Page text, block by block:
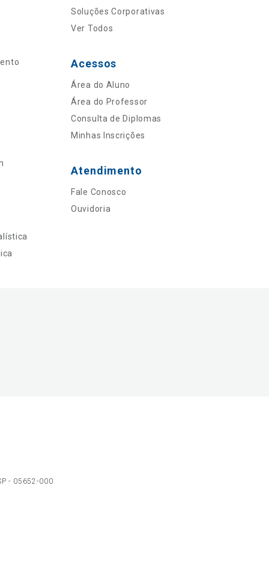
Soluções Corporativas
Ver Todos
Acessos
Área do Aluno
Área do Professor
Consulta de Diplomas
Minhas Inscrições
Atendimento
Fale Conosco
Ouvidoria
- 05652-000